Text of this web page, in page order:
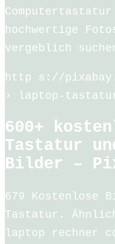
hochwertige
vergeblich
http s://
› laptop-
600+
Tastatur
Bilder –
679 Kostenlose
Tastatur.
laptop rechner